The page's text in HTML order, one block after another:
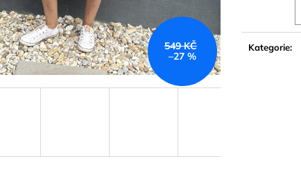
Kategorie:
549 KČ
–27 %